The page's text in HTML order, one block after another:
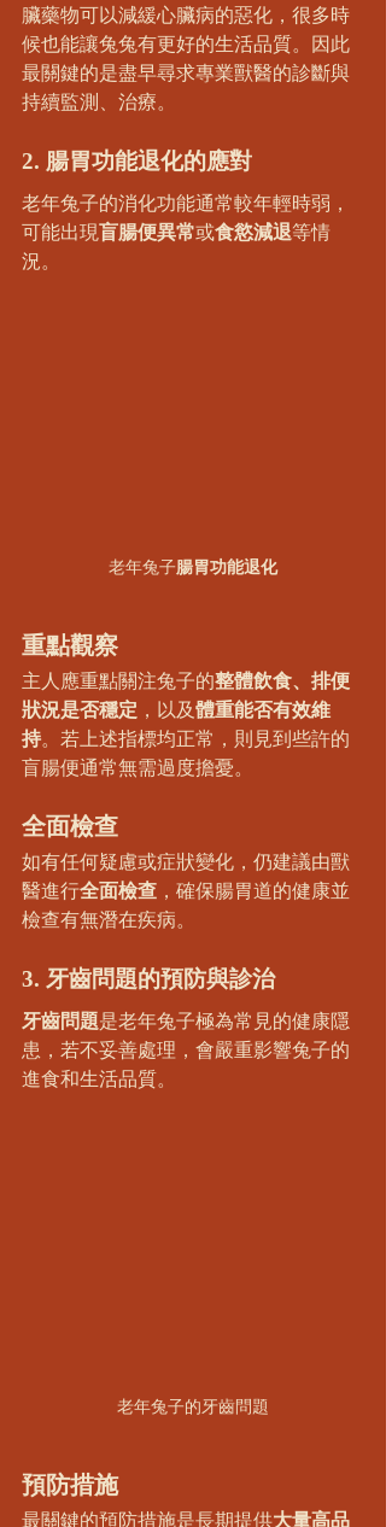
臟藥物可以減緩心臟病的惡化，很多時
候也能讓兔兔有更好的生活品質。因此
最關鍵的是盡早尋求專業獸醫的診斷與
持續監測、治療。
2. 腸胃功能退化的應對
老年兔子的消化功能通常較年輕時弱，
可能出現盲腸便異常或食慾減退等情
況。
老年兔子腸胃功能退化
重點觀察
主人應重點關注兔子的整體飲食、排便
狀況是否穩定 ，以及體重能否有效維
持。若上述指標均正常，則見到些許的
盲腸便通常無需過度擔憂。
全面檢查
如有任何疑慮或症狀變化，仍建議由獸
醫進行全面檢查 ，確保腸胃道的健康並
檢查有無潛在疾病。
3. 牙齒問題的預防與診治
牙齒問題是老年兔子極為常見的健康隱
患，若不妥善處理，會嚴重影響兔子的
進食和生活品質。
老年兔子的牙齒問題
預防措施
最關鍵的預防措施是長期提供大量高品